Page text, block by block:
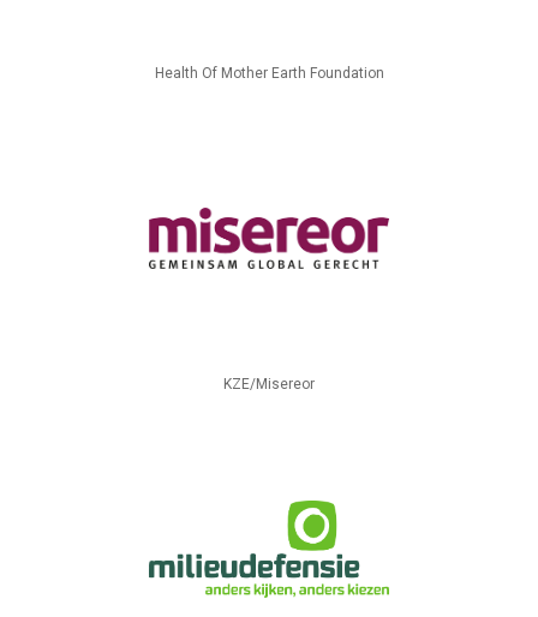
Health Of Mother Earth Foundation
KZE/Misereor